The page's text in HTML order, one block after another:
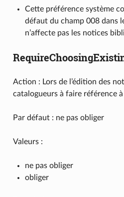
Cette préférence système
défaut du champ 008 dans
n’affecte pas les notices
Action : Lors de l’édition des
catalogueurs à faire référence
Par défaut : ne pas obliger
Valeurs :
ne pas obliger
obliger